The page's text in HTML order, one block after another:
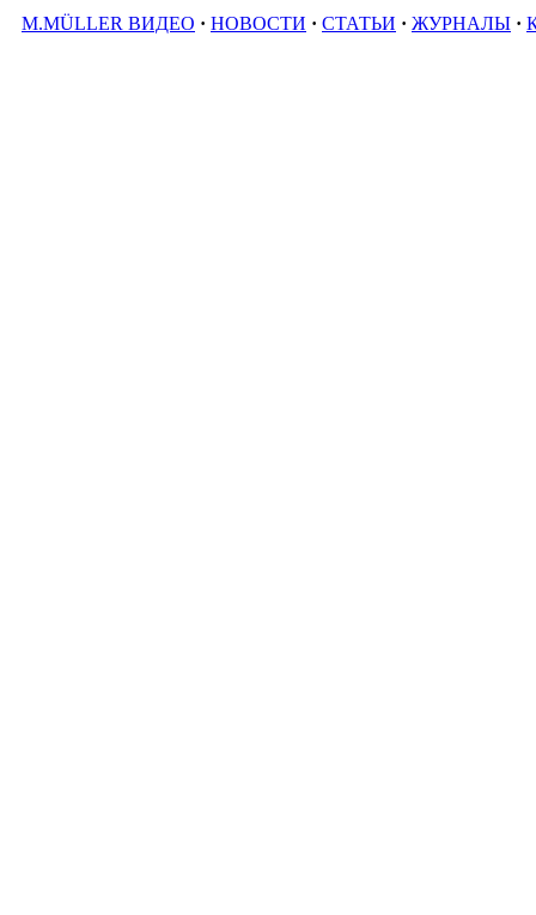
M.MÜLLER ВИДЕО · НОВОСТИ · СТАТЬИ · ЖУРНАЛЫ ·